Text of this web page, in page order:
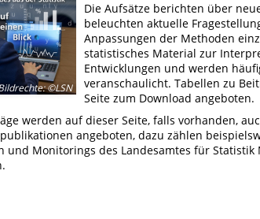
:©LSN
Die Aufsätze berichten über
beleuchten aktuelle
Anpassungen der Methoden
statistisches Material zur
Entwicklungen und werden
veranschaulicht. Tabellen zu
Seite zum Download angeboten.
werden auf dieser Seite, falls vorhanden,
angeboten, dazu zählen
und Monitorings des Landesamtes für